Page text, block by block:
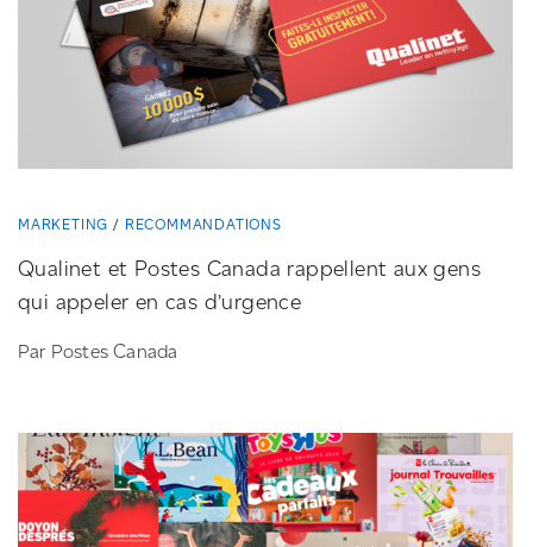
MARKETING RECOMMANDATIONS
Qualinet et Postes Canada rappellent aux gens
qui appeler en cas d’urgence
Par Postes Canada